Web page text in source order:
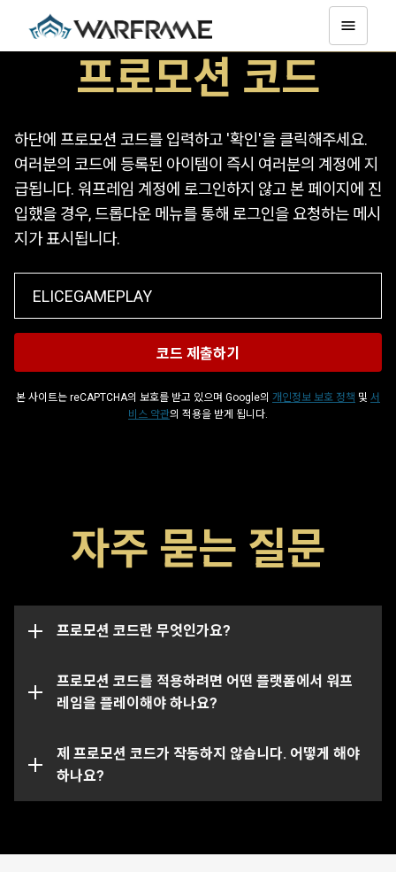
프로모션 코드
하단에 프로모션 코드를 입력하고 '확인'을 클릭해주세요.
여러분의 코드에 등록된 아이템이 즉시 여러분의 계정에 지
급됩니다. 워프레임 계정에 로그인하지 않고 본 페이지에 진
입했을 경우, 드롭다운 메뉴를 통해 로그인을 요청하는 메시
지가 표시됩니다.
본 사이트는 reCAPTCHA의 보호를 받고 있으며 Google의 개인정보 보호 정책 및 서
비스 약관의 적용을 받게 됩니다.
자주 묻는 질문
프로모션 코드란 무엇인가요?
이템을 해금할 수 있는 특수 코드입니다. 코드에는 일반적
으로 해당 날짜까지 사용할 수 있는 만료일이 존재하며 만
계정에 한정으로 연결될 수도 있으며, 이 경우 본래 코드가
전송된 계정에서만 작동됩니다.
프로모션 코드를 적용하려면 어떤 플랫폼에서 워프
레임을 플레이해야 하나요?
이 프로모션 코드 페이지에서는 여러분의 워프레임 계정이
참조해주시기 바랍니다. 여러분이 선택한 플랫폼에 연결된
계정에 올바르게 로그인되어 있는지 꼭 확인해주세요.
제 프로모션 코드가 작동하지 않습니다. 어떻게 해야
하나요?
있습니다. 특정 문제에 대한 추가 지원이 필요하신 경우,서
포트 팀에 문의를 제출해주세요.